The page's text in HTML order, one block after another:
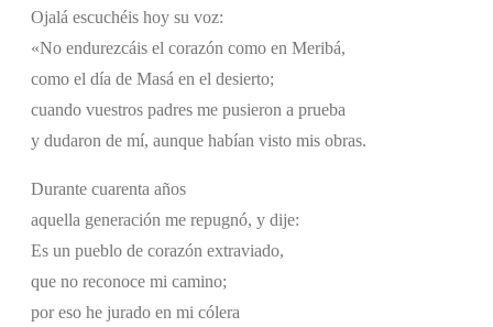
Ojalá escuchéis hoy su voz:
«No endurezcáis el corazón como en Meribá,
como el día de Masá en el desierto;
cuando vuestros padres me pusieron a prueba
y dudaron de mí, aunque habían visto mis obras.
Durante cuarenta años
aquella generación me repugnó, y dije:
Es un pueblo de corazón extraviado,
que no reconoce mi camino;
por eso he jurado en mi cólera